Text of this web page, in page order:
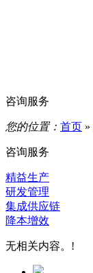
咨询服务
您的位置： 首页 »
咨询服务
精益生产
研发管理
集成供应链
降本增效
无相关内容。!